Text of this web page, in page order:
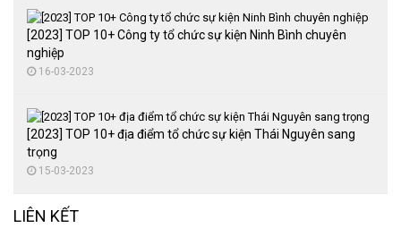
[2023] TOP 10+ Công ty tổ chức sự kiện Ninh Bình chuyên
nghiệp
16-03-2023
[2023] TOP 10+ địa điểm tổ chức sự kiện Thái Nguyên sang
trọng
15-03-2023
LIÊN KẾT